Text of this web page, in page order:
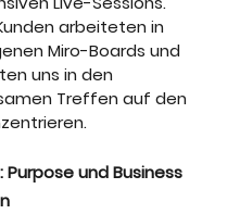
arbeiteten in
Miro-Boards und
uns in den
Treffen auf den
Purpose und Business